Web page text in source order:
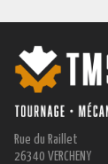
Rue du Raillet
26340 VERCHENY